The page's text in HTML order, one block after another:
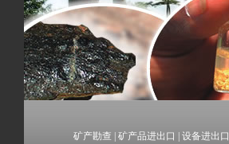
矿产勘查 矿产品进出口 设备进出口